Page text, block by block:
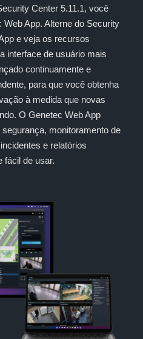
Center 5.11.1, você
App. Alterne do Security
e veja os recursos
interface de usuário mais
continuamente e
para que você obtenha
à medida que novas
O Genetec Web App
monitoramento de
e relatórios
fácil de usar.